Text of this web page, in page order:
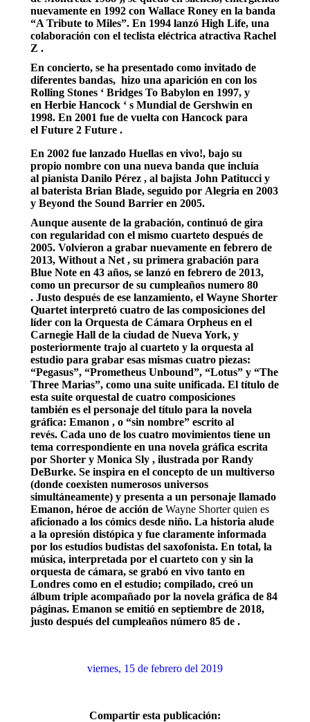
nuevamente en 1992 con Wallace Roney en la banda
“A Tribute to Miles”. En 1994 lanzó High Life, una
colaboración con el teclista eléctrica atractiva Rachel
Z .
En concierto, se ha presentado como invitado de
diferentes bandas, hizo una aparición en con los
Rolling Stones ‘ Bridges To Babylon en 1997, y
en Herbie Hancock ‘ s Mundial de Gershwin en
1998. En 2001 fue de vuelta con Hancock para
el Future 2 Future .
En 2002 fue lanzado Huellas en vivo!, bajo su
propio nombre con una nueva banda que incluía
al pianista Danilo Pérez , al bajista John Patitucci y
al baterista Brian Blade, seguido por Alegria en 2003
y Beyond the Sound Barrier en 2005.
Aunque ausente de la grabación, continuó de gira
con regularidad con el mismo cuarteto después de
2005. Volvieron a grabar nuevamente en febrero de
2013, Without a Net , su primera grabación para
Blue Note en 43 años, se lanzó en febrero de 2013,
como un precursor de su cumpleaños numero 80
. Justo después de ese lanzamiento, el Wayne Shorter
Quartet interpretó cuatro de las composiciones del
líder con la Orquesta de Cámara Orpheus en el
Carnegie Hall de la ciudad de Nueva York, y
posteriormente trajo al cuarteto y la orquesta al
estudio para grabar esas mismas cuatro piezas:
“Pegasus”, “Prometheus Unbound”, “Lotus” y “The
Three Marias”, como una suite unificada. El título de
esta suite orquestal de cuatro composiciones
también es el personaje del título para la novela
gráfica: Emanon , o “sin nombre” escrito al
revés. Cada uno de los cuatro movimientos tiene un
tema correspondiente en una novela gráfica escrita
por Shorter y Monica Sly , ilustrada por Randy
DeBurke. Se inspira en el concepto de un multiverso
(donde coexisten numerosos universos
simultáneamente) y presenta a un personaje llamado
Emanon, héroe de acción de Wayne Shorter quien es
aficionado a los cómics desde niño. La historia alude
a la opresión distópica y fue claramente informada
por los estudios budistas del saxofonista. En total, la
música, interpretada por el cuarteto con y sin la
orquesta de cámara, se grabó en vivo tanto en
Londres como en el estudio; compilado, creó un
álbum triple acompañado por la novela gráfica de 84
páginas. Emanon se emitió en septiembre de 2018,
justo después del cumpleaños número 85 de .
viernes, 15 de febrero del 2019
Compartir esta publicación: